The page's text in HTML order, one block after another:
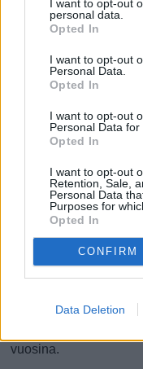
I want to opt-out
personal data.
Opted In
I want to opt-out
Personal Data.
Opted In
I want to opt-out
Personal Data for
Opted In
I want to opt-out
Retention, Sale,
Personal Data
Purposes for
Opted In
CONFIRM
Data Deletion
9 kpl 9 kpl
2014
Entä muut
on satanut...
Huhtikuussa
Heinäkuussa
Lokakuussa
Kiinnostavatko
vuosina.